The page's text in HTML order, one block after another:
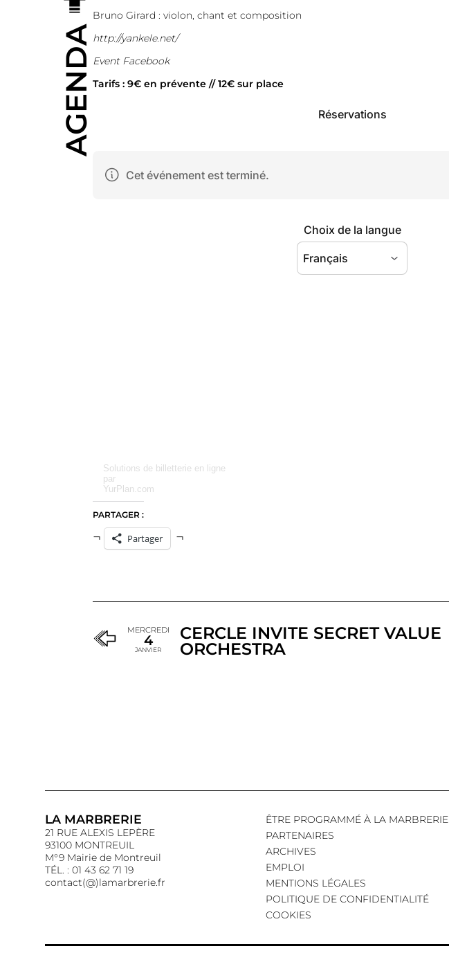
Bruno Girard : violon, chant et composition
http://yankele.net/
Event Facebook
Tarifs : 9€ en prévente // 12€ sur place
Solutions de billetterie en ligne
par
YurPlan.com
PARTAGER :
Partager
MERCREDI
4
JANVIER
CERCLE INVITE SECRET VALUE
ORCHESTRA
AGENDA
LA MARBRERIE
21 RUE ALEXIS LEPÈRE
93100 MONTREUIL
M°9 Mairie de Montreuil
TÉL. : 01 43 62 71 19
contact(@)lamarbrerie.fr
ÊTRE PROGRAMMÉ À LA MARBRERIE
PARTENAIRES
ARCHIVES
EMPLOI
MENTIONS LÉGALES
POLITIQUE DE CONFIDENTIALITÉ
COOKIES